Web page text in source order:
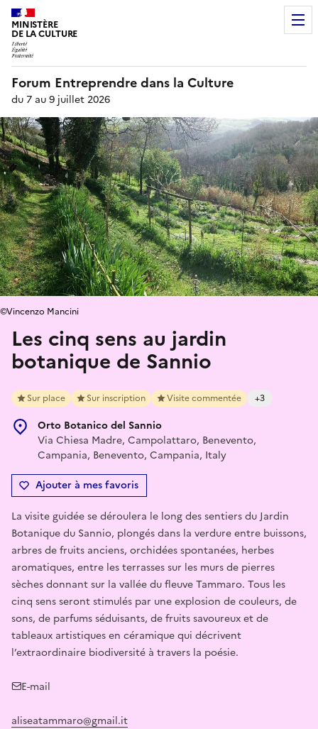
MINISTÈRE
DE LA CULTURE
Forum Entreprendre dans la Culture
du 7 au 9 juillet 2026
Les cinq sens au jardin
botanique de Sannio
Sur place Sur inscription Visite commentée +3
Orto Botanico del Sannio
Via Chiesa Madre, Campolattaro, Benevento,
Campania, Benevento, Campania, Italy
Ajouter à mes favoris
©Vincenzo Mancini
La visite guidée se déroulera le long des sentiers du Jardin
Botanique du Sannio, plongés dans la verdure entre buissons,
arbres de fruits anciens, orchidées spontanées, herbes
aromatiques, entre les terrasses sur les murs de pierres
sèches donnant sur la vallée du fleuve Tammaro. Tous les
cinq sens seront stimulés par une explosion de couleurs, de
sons, de parfums séduisants, de fruits savoureux et de
tableaux artistiques en céramique qui décrivent
l’extraordinaire biodiversité à travers la poésie.
E-mail
aliseatammaro@gmail.it